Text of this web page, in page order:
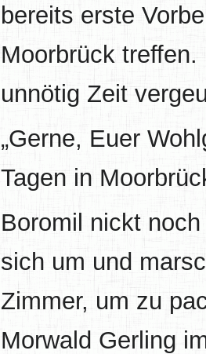
bereits erste
Moorbrück
unnötig Zeit
„Gerne, Euer
Tagen in
Boromil nickt
sich um und
Zimmer, um zu
Morwald Gerling